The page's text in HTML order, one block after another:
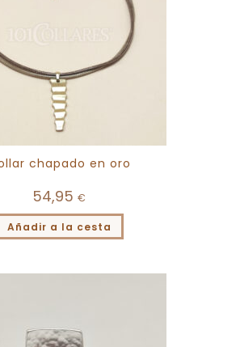
chapado en oro
54,95 €
Añadir a la cesta